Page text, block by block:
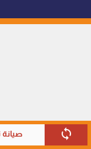
sync صيانة